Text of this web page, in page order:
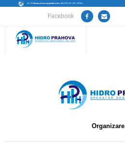
Facebook
Anunțuri lucrări / opriri apă
Organizare